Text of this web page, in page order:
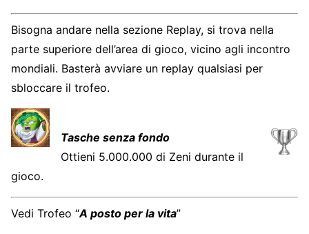
Bisogna andare nella sezione Replay, si trova nella
parte superiore dell’area di gioco, vicino agli incontro
mondiali. Basterà avviare un replay qualsiasi per
sbloccare il trofeo.
Tasche senza fondo
Ottieni 5.000.000 di Zeni durante il
gioco.
Vedi Trofeo “A posto per la vita”